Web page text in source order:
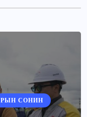
СОНИН